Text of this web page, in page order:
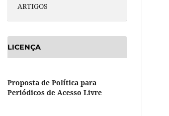
ARTIGOS
LICENÇA
Proposta de Política para
Periódicos de Acesso Livre